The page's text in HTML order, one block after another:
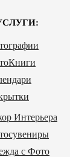
Интерьера
с Фото